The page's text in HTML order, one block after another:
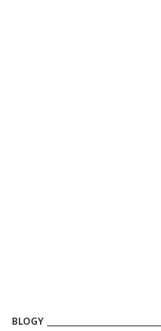
BLOGY